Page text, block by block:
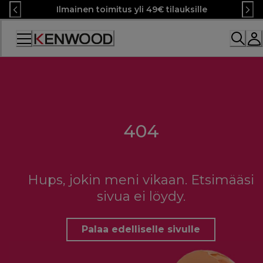
Skip
to
Content
Ilmainen toimitus yli 49€ tilauksille
404
Hups, jokin meni vikaan. Etsimääsi
sivua ei löydy.
Palaa edelliselle sivulle